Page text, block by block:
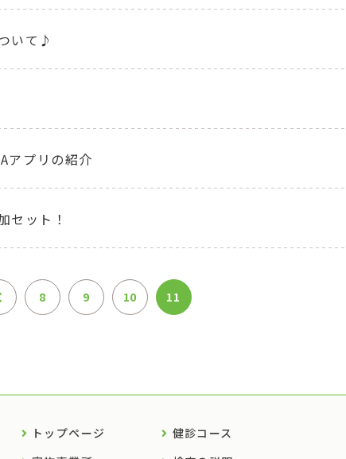
いて♪
アプリの紹介
セット！
8 9 10 11
トップページ
健診コース